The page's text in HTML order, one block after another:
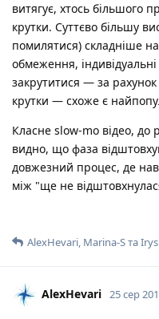
витягує, хтось більшого
крутки. Суттєво більшу
помилятися) складніше
обмеження,
закрутитися — за
крутки — схоже є
Класне slow-mo відео, до
видно, що фаза
довжезний процес, де
між "ще не
AlexHevari, Marina-Sта
AlexHevari 25 сер